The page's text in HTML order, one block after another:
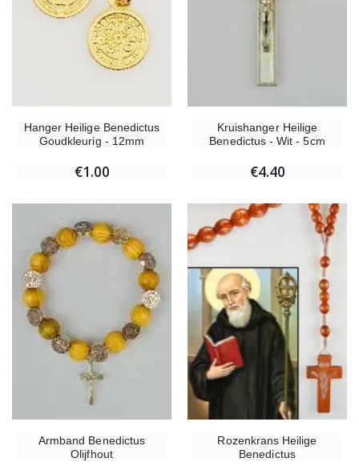
Hanger Heilige Benedictus
Goudkleurig - 12mm
€1.00
Kruishanger Heilige
Benedictus - Wit - 5cm
€4.40
Armband Benedictus
Olijfhout
Rozenkrans Heilige
Benedictus